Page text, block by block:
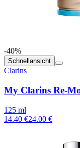
-40%
Schnellansicht
Clarins
My Clarins Re-
125 ml
14.40 €24.00 €